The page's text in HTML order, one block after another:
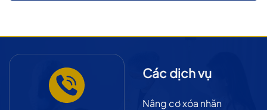
Các dịch vụ
Nâng cơ xóa nhăn